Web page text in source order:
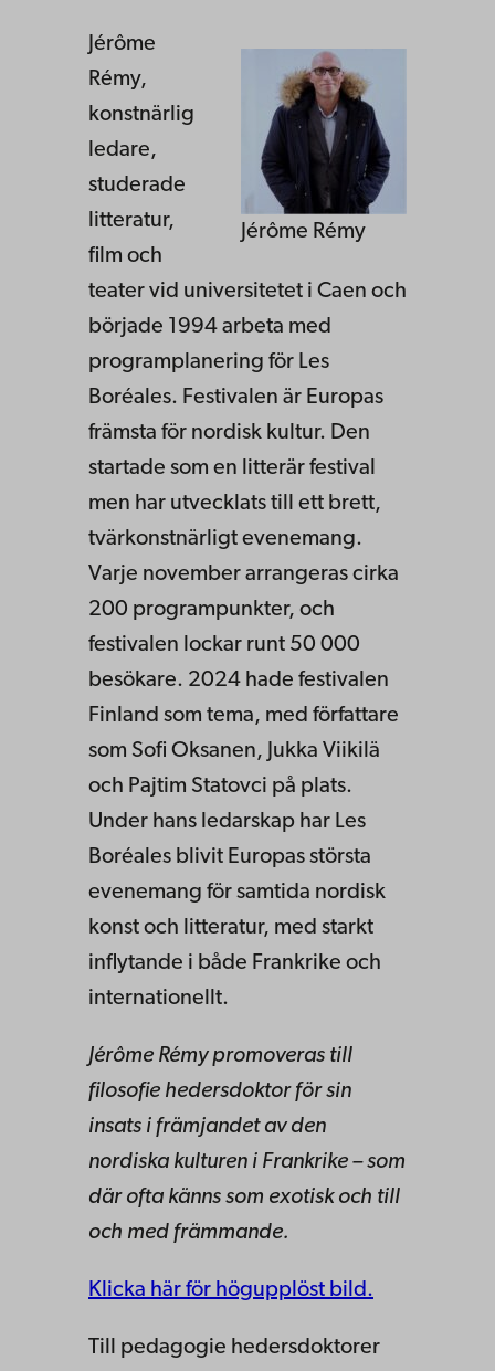
Jérôme Rémy
Jérôme
Rémy,
konstnärlig
ledare,
studerade
litteratur,
film och
teater vid universitetet i Caen och
började 1994 arbeta med
programplanering för Les
Boréales. Festivalen är Europas
främsta för nordisk kultur. Den
startade som en litterär festival
men har utvecklats till ett brett,
tvärkonstnärligt evenemang.
Varje november arrangeras cirka
200 programpunkter, och
festivalen lockar runt 50 000
besökare. 2024 hade festivalen
Finland som tema, med författare
som Sofi Oksanen, Jukka Viikilä
och Pajtim Statovci på plats.
Under hans ledarskap har Les
Boréales blivit Europas största
evenemang för samtida nordisk
konst och litteratur, med starkt
inflytande i både Frankrike och
internationellt.
Jérôme Rémy promoveras till
filosofie hedersdoktor för sin
insats i främjandet av den
nordiska kulturen i Frankrike – som
där ofta känns som exotisk och till
och med främmande.
Klicka här för högupplöst bild.
Till pedagogie hedersdoktorer